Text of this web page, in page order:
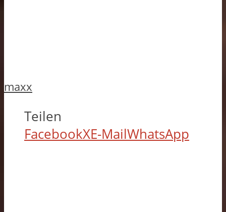
maxx
Teilen
FacebookXE-MailWhatsApp